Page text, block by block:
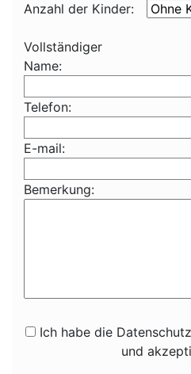
Anzahl der Kinder:
Vollständiger
Name:
Telefon:
E-mail:
Bemerkung:
Ich habe die
und